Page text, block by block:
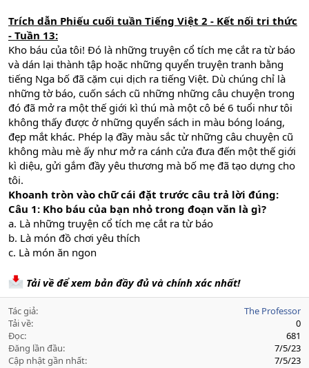
Trích dẫn Phiếu cuối tuần Tiếng Việt 2 - Kết nối tri thức
- Tuần 13:
Kho báu của tôi! Đó là những truyện cổ tích mẹ cắt ra từ báo
và dán lại thành tập hoặc những quyển truyện tranh bằng
tiếng Nga bố đã cặm cụi dịch ra tiếng Việt. Dù chúng chỉ là
những tờ báo, cuốn sách cũ những những câu chuyện trong
đó đã mở ra một thế giới kì thú mà một cô bé 6 tuổi như tôi
không thấy được ở những quyển sách in màu bóng loáng,
đẹp mắt khác. Phép lạ đầy màu sắc từ những câu chuyện cũ
không màu mè ấy như mở ra cánh cửa đưa đến một thế giới
kì diệu, gửi gắm đầy yêu thương mà bố mẹ đã tạo dựng cho
tôi.
Khoanh tròn vào chữ cái đặt trước câu trả lời đúng:
Câu 1: Kho báu của bạn nhỏ trong đoạn văn là gì?
a. Là những truyện cổ tích mẹ cắt ra từ báo
b. Là món đồ chơi yêu thích
c. Là món ăn ngon
Tải về để xem bản đầy đủ và chính xác nhất!
Tác giả
The Professor
Tải về
0
Đọc
681
Đăng lần đầu
7/5/23
Cập nhật gần nhất
7/5/23